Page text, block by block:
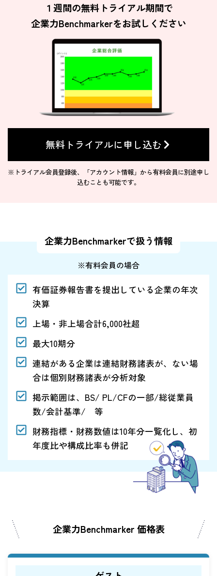
１週間の無料トライアル期間で
企業力Benchmarkerをお試しください
無料トライアルに申し込む
※トライアル会員登録後、「アカウント情報」から有料会員に別途申し
込むことも可能です。
企業力Benchmarkerで扱う情報
※有料会員の場合
有価証券報告書を提出している企業の年次
決算
上場・非上場合計6,000社超
最大10期分
連結がある企業は連結財務諸表が、ない場
合は個別財務諸表が分析対象
掲示範囲は、BS/ PL/CFの一部/総従業員
数/会計基準/ 等
財務指標・財務数値は10年分一覧化し、初
年度比や構成比率も併記
企業力Benchmarker 価格表